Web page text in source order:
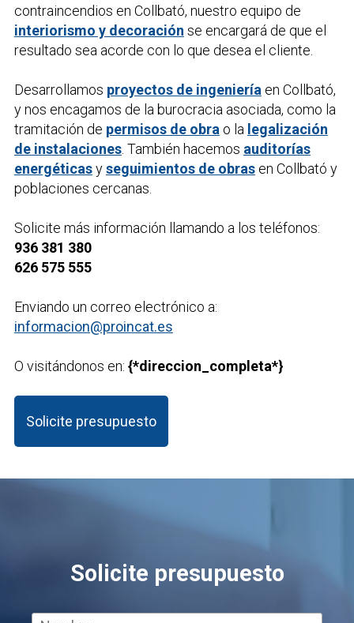
contraincendios en Collbató, nuestro equipo de
interiorismo y decoración se encargará de que el
resultado sea acorde con lo que desea el cliente.
Desarrollamos proyectos de ingeniería en Collbató,
y nos encagamos de la burocracia asociada, como la
tramitación de permisos de obra o la legalización
de instalaciones. También hacemos auditorías
energéticasyseguimientos de obrasen Collbató y
poblaciones cercanas.
Solicite más información llamando a los teléfonos:
936 381 380
626 575 555
Enviando un correo electrónico a:
informacion@proincat.es
O visitándonos en: {*direccion_completa*}
Solicite presupuesto
Solicite presupuesto